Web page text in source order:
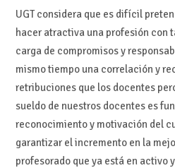
UGT considera que es difícil
hacer atractiva una profesión con
carga de compromisos y
mismo tiempo una correlación y
retribuciones que los docentes
sueldo de nuestros docentes es
reconocimiento y motivación del
garantizar el incremento en la
profesorado que ya está en activo